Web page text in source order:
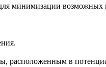
минимизации возможных
расположенным в